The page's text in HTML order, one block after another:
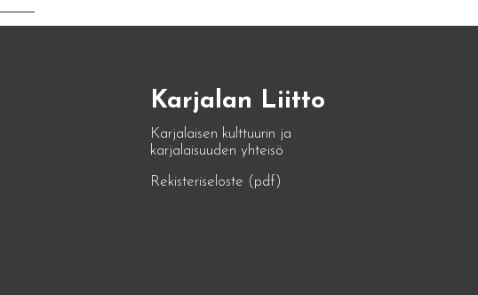
Karjalan Liitto
Karjalaisen kulttuurin ja
karjalaisuuden yhteisö
Rekisteriseloste (pdf)